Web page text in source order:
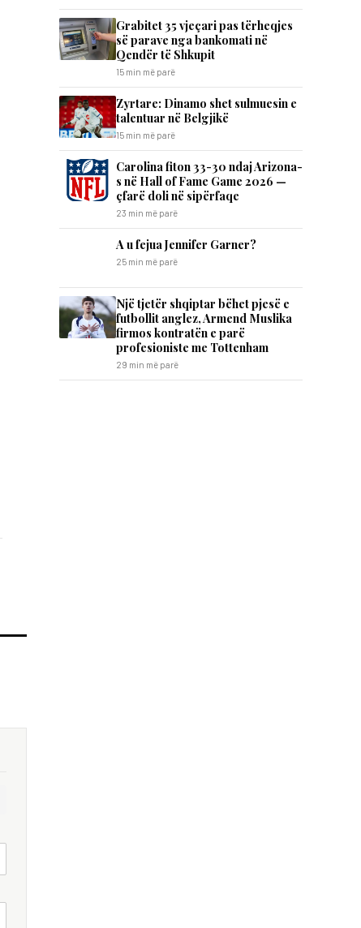
Grabitet 35 vjeçari pas tërheqjes
së parave nga bankomati në
Qendër të Shkupit
15 min më parë
Zyrtare: Dinamo shet sulmuesin e
talentuar në Belgjikë
15 min më parë
Carolina fiton 33-30 ndaj Arizona-
s në Hall of Fame Game 2026 —
çfarë doli në sipërfaqe
23 min më parë
A u fejua Jennifer Garner?
25 min më parë
Një tjetër shqiptar bëhet pjesë e
futbollit anglez, Armend Muslika
firmos kontratën e parë
profesioniste me Tottenham
29 min më parë